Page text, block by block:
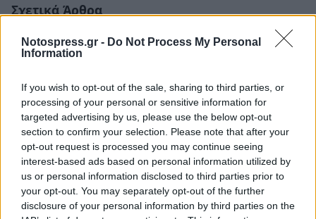
Notospress.gr - Do Not Process My Personal
Information
If you wish to opt-out of the sale, sharing to third parties, or
processing of your personal or sensitive information for
targeted advertising by us, please use the below opt-out
section to confirm your selection. Please note that after your
opt-out request is processed you may continue seeing
interest-based ads based on personal information utilized by
us or personal information disclosed to third parties prior to
your opt-out. You may separately opt-out of the further
disclosure of your personal information by third parties on the
Σχετικά Άρθρα